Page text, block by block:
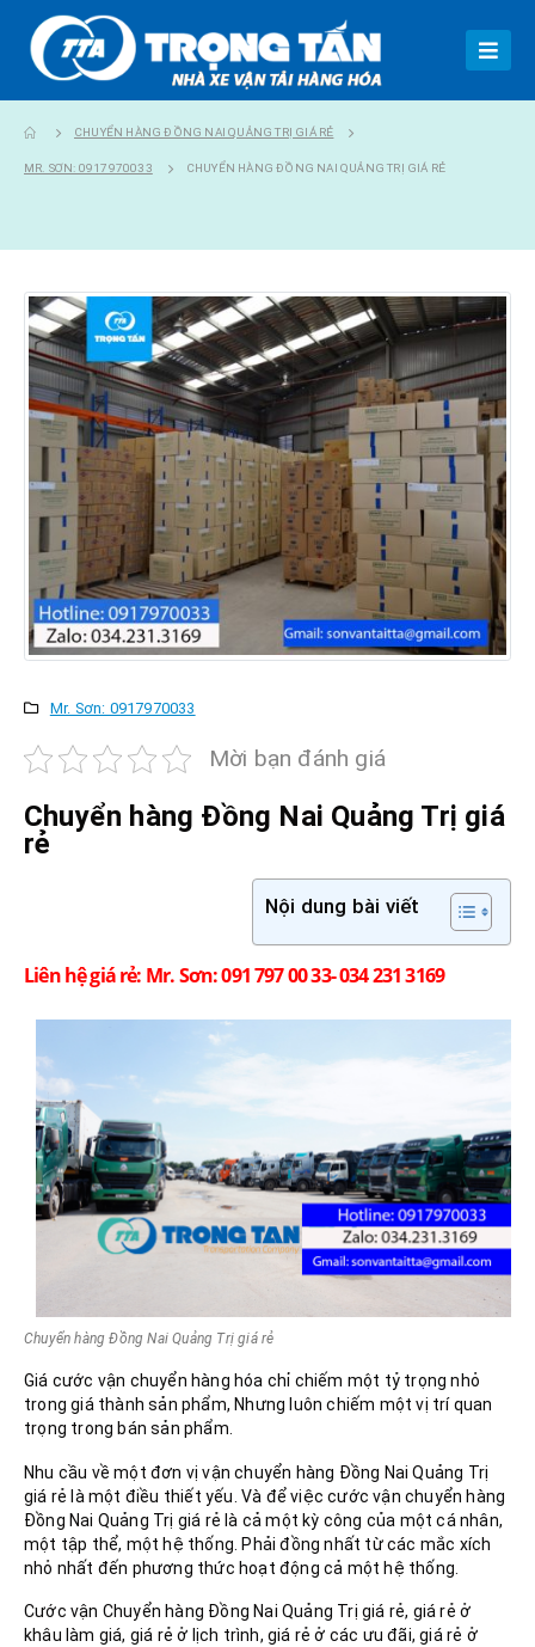
CHUYỂN HÀNG ĐỒNG NAI QUẢNG TRỊ GIÁ RẺ
MR. SƠN: 0917970033 CHUYỂN HÀNG ĐỒNG NAI QUẢNG TRỊ GIÁ RẺ
Mr. Sơn: 0917970033
Mời bạn đánh giá
Chuyển hàng Đồng Nai Quảng Trị giá
rẻ
Nội dung bài viết
Liên hệ giá rẻ: Mr. Sơn: 091 797 00 33- 034 231 3169
Chuyển hàng Đồng Nai Quảng Trị giá rẻ
Giá cước vận chuyển hàng hóa chỉ chiếm một tỷ trọng nhỏ
trong giá thành sản phẩm, Nhưng luôn chiếm một vị trí quan
trọng trong bán sản phẩm.
Nhu cầu về một đơn vị vận chuyển hàng Đồng Nai Quảng Trị
giá rẻ là một điều thiết yếu. Và để việc cước vận chuyển hàng
Đồng Nai Quảng Trị giá rẻ là cả một kỳ công của một cá nhân,
một tập thể, một hệ thống. Phải đồng nhất từ các mắc xích
nhỏ nhất đến phương thức hoạt động cả một hệ thống.
Cước vận Chuyển hàng Đồng Nai Quảng Trị giá rẻ, giá rẻ ở
khâu làm giá, giá rẻ ở lịch trình, giá rẻ ở các ưu đãi, giá rẻ ở